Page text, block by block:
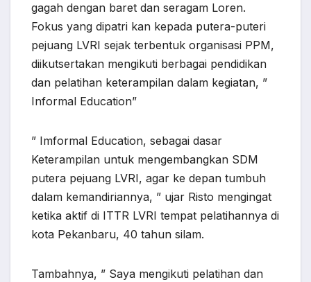
gagah dengan baret dan seragam Loren.
Fokus yang dipatri kan kepada putera-puteri
pejuang LVRI sejak terbentuk organisasi PPM,
diikutsertakan mengikuti berbagai pendidikan
dan pelatihan keterampilan dalam kegiatan, ”
Informal Education”
” Imformal Education, sebagai dasar
Keterampilan untuk mengembangkan SDM
putera pejuang LVRI, agar ke depan tumbuh
dalam kemandiriannya, ” ujar Risto mengingat
ketika aktif di ITTR LVRI tempat pelatihannya di
kota Pekanbaru, 40 tahun silam.
Tambahnya, ” Saya mengikuti pelatihan dan